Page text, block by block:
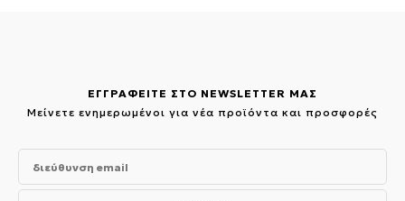
ΕΓΓΡΑΦΕΙΤΕ ΣΤΟ NEWSLETTER ΜΑΣ
Μείνετε ενημερωμένοι για νέα προϊόντα και προσφορές